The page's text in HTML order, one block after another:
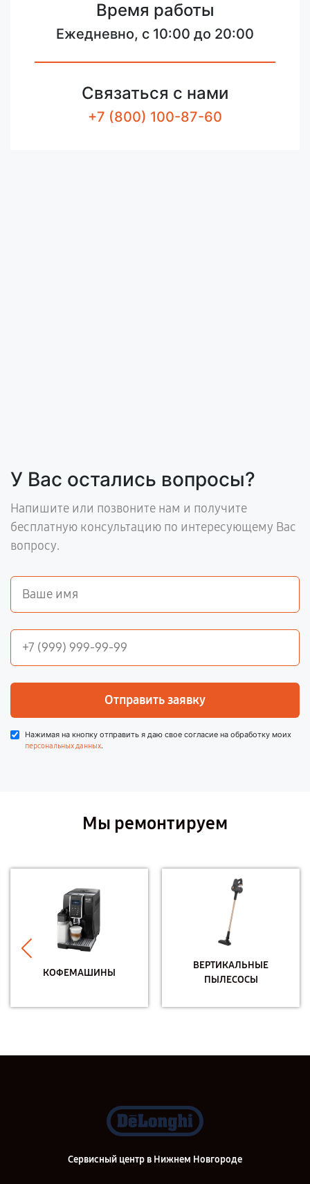
Время работы
Ежедневно, с 10:00 до 20:00
Связаться с нами
+7 (800) 100-87-60
У Вас остались вопросы?
Напишите или позвоните нам и получите
бесплатную консультацию по интересующему Вас
вопросу.
Отправить заявку
Нажимая на кнопку отправить я даю свое согласие на обработку моих
персональных данных.
Мы ремонтируем
КОФЕМАШИНЫ
ВЕРТИКАЛЬНЫЕ
ПЫЛЕСОСЫ
Сервисный центр в Нижнем Новгороде